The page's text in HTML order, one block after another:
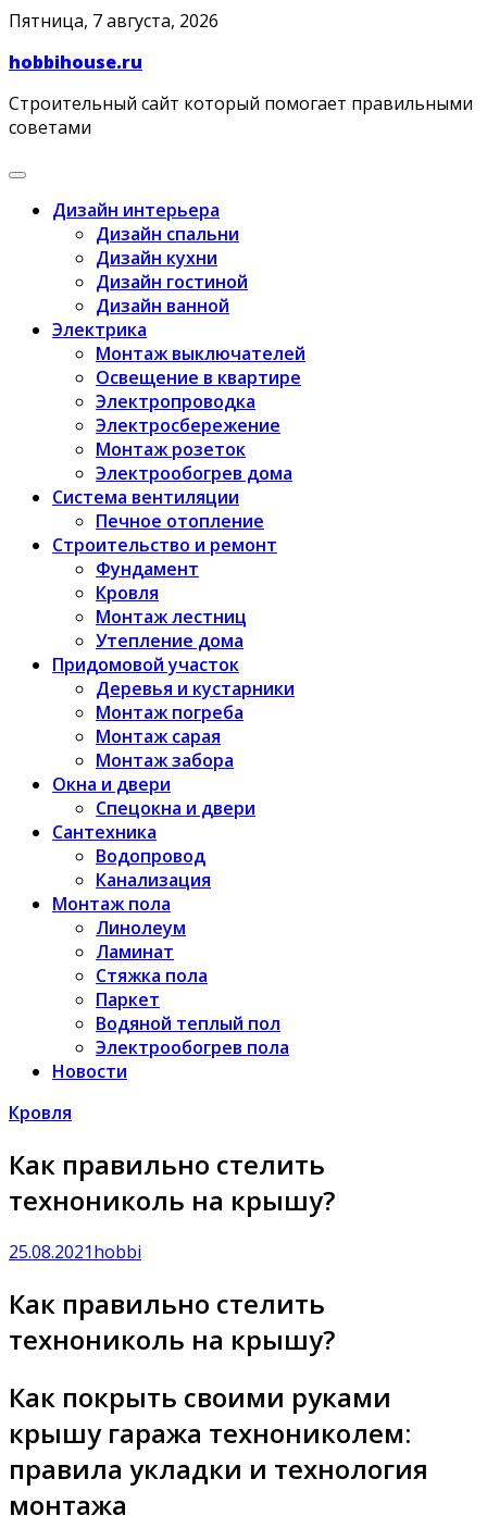
Skip
content
Пятница, 7 августа, 2026
hobbihouse.ru
Строительный сайт который помогает правильными
советами
Дизайн интерьера
Дизайн спальни
Дизайн кухни
Дизайн гостиной
Дизайн ванной
Электрика
Монтаж выключателей
Освещение в квартире
Электропроводка
Электросбережение
Монтаж розеток
Электрообогрев дома
Система вентиляции
Печное отопление
Строительство и ремонт
Фундамент
Кровля
Монтаж лестниц
Утепление дома
Придомовой участок
Деревья и кустарники
Монтаж погреба
Монтаж сарая
Монтаж забора
Окна и двери
Спецокна и двери
Сантехника
Водопровод
Канализация
Монтаж пола
Линолеум
Ламинат
Стяжка пола
Паркет
Водяной теплый пол
Электрообогрев пола
Новости
Кровля
Как правильно стелить
технониколь на крышу?
25.08.2021hobbi
Как правильно стелить
технониколь на крышу?
Как покрыть своими руками
крышу гаража технониколем:
правила укладки и технология
монтажа